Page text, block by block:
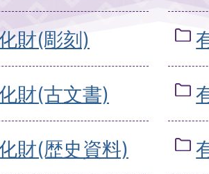
財(彫刻)
財(古文書)
財(歴史資料)